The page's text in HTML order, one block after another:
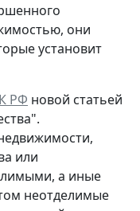
они
установит
РФ новой статьей
или
а иные
неотделимые